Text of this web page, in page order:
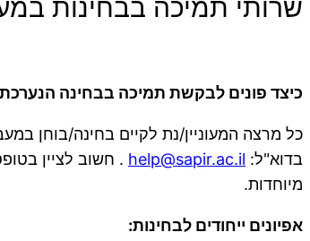
שרותי תמיכה בבחינות
כיצד פונים לבקשת תמיכה בבחינה
כל מרצה המעוניין/נת לקיים בחינה/בוחן
בדוא"ל: help@sapir.ac.il . חשוב לציין
מיוחדות.
אפיונים ייחודים לבחינות: